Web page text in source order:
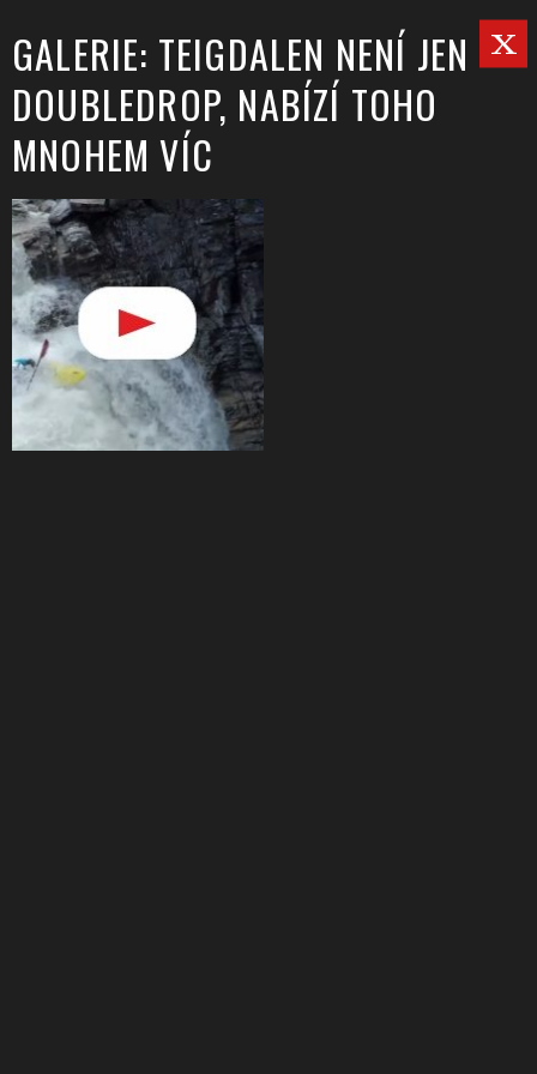
GALERIE: TEIGDALEN NENÍ JEN
DOUBLEDROP, NABÍZÍ TOHO
MNOHEM VÍC